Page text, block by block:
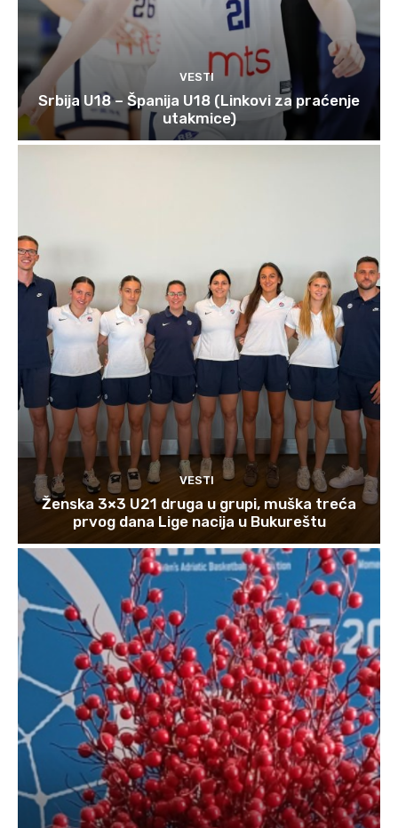
VESTI
Srbija U18 – Španija U18 (Linkovi za praćenje
utakmice)
VESTI
Ženska 3×3 U21 druga u grupi, muška treća
prvog dana Lige nacija u Bukureštu